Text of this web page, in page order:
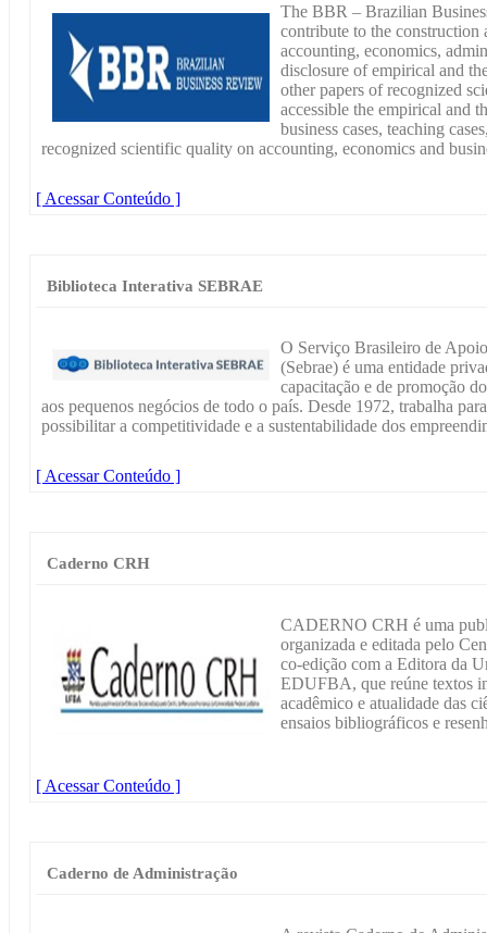
The BBR – Brazilian
contribute to the
accounting, economics,
disclosure of empirical and
other papers of recognized
accessible the empirical and
business cases, teaching
recognized scientific quality on accounting, economics and
[ Acessar Conteúdo ]
Biblioteca Interativa SEBRAE
O Serviço Brasileiro de
(Sebrae) é uma entidade
capacitação e de promoção
aos pequenos negócios de todo o país. Desde 1972, trabalha
possibilitar a competitividade e a sustentabilidade dos
[ Acessar Conteúdo ]
Caderno CRH
CADERNO CRH é uma
organizada e editada pelo
co-edição com a Editora da
EDUFBA, que reúne textos
acadêmico e atualidade das
ensaios bibliográficos e
[ Acessar Conteúdo ]
Caderno de Administração